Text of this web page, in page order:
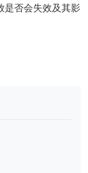
是否会失效及其影